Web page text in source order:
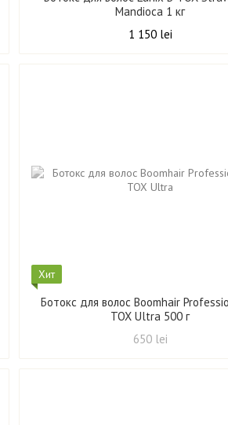
Mandioca 1 кг
1 150 lei
Хит
Ботокс для волос Boomhair
TOX Ultra 500 г
650 lei